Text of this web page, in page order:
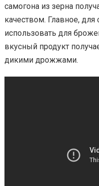
самогона из зерна
качеством. Главное,
использовать для
вкусный продукт
дикими дрожжами.